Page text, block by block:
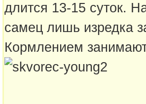
длится 13-15 суток.
самец лишь изредка
Кормлением